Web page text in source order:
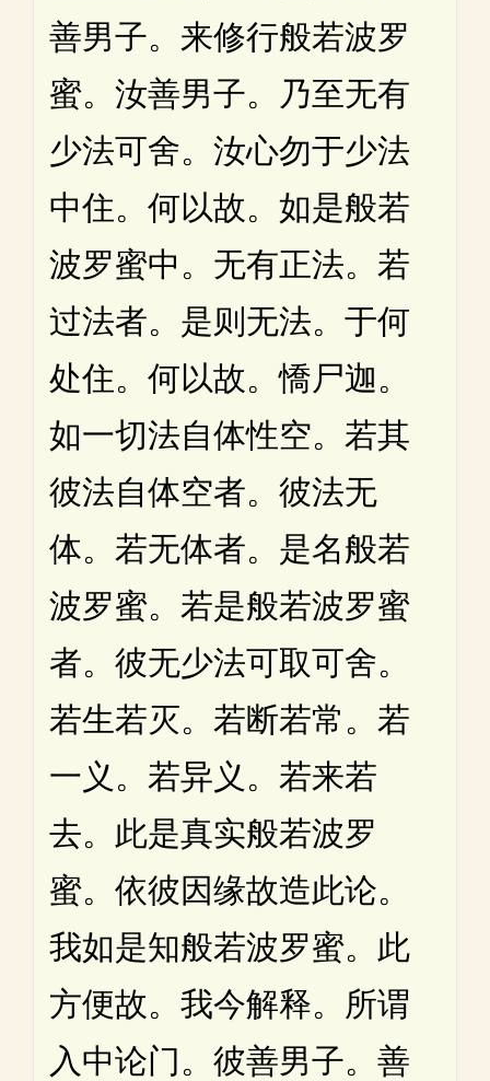
善男子。来修行般若波罗
蜜。汝善男子。乃至无有
少法可舍。汝心勿于少法
中住。何以故。如是般若
波罗蜜中。无有正法。若
过法者。是则无法。于何
处住。何以故。憍尸迦。
如一切法自体性空。若其
彼法自体空者。彼法无
体。若无体者。是名般若
波罗蜜。若是般若波罗蜜
者。彼无少法可取可舍。
若生若灭。若断若常。若
一义。若异义。若来若
去。此是真实般若波罗
蜜。依彼因缘故造此论。
我如是知般若波罗蜜。此
方便故。我今解释。所谓
入中论门。彼善男子。善